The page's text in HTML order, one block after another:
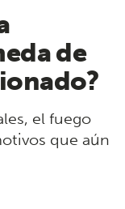
de
el fuego
que aún